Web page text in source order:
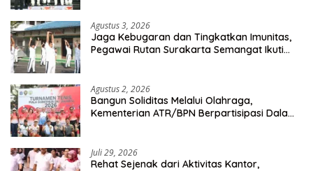
Agustus 3, 2026
Jaga Kebugaran dan Tingkatkan Imunitas,
Pegawai Rutan Surakarta Semangat Ikuti
Agustus 2, 2026
Bangun Soliditas Melalui Olahraga,
Kementerian ATR/BPN Berpartisipasi Dalam
Juli 29, 2026
Rehat Sejenak dari Aktivitas Kantor,